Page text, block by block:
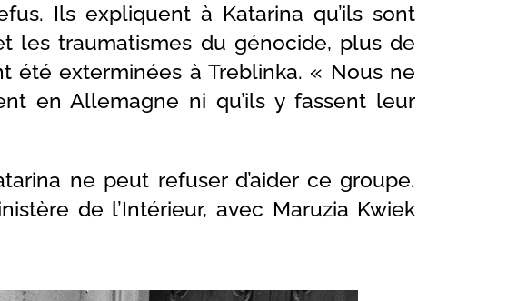
Ils expliquent à Katarina qu’ils sont
les traumatismes du génocide, plus de
été exterminées à Treblinka. « Nous ne
en Allemagne ni qu’ils y fassent leur
ne peut refuser d’aider ce groupe.
de l’Intérieur, avec Maruzia Kwiek